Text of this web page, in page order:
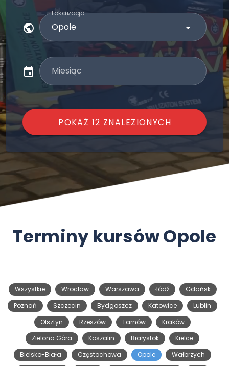
Lokalizacja
Miesiąc
POKAŻ 12 ZNALEZIONYCH
Terminy kursów Opole
Wszystkie Wrocław Warszawa Łódź
Gdańsk
Poznań
Szczecin Bydgoszcz Katowice
Lublin
Olsztyn
Rzeszów Tarnów
Kraków
Zielona Góra
Koszalin Białystok
Kielce
Bielsko-Biała
Częstochowa Opole
Wałbrzych